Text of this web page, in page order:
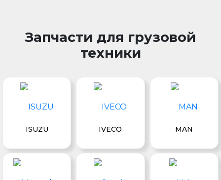
Запчасти для грузовой
техники
ISUZU IVECO MAN